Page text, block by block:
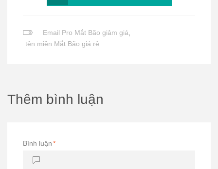
Email Pro Mắt Bão giảm giá,
tên miền Mắt Bão giá rẻ
Thêm bình luận
Bình luận*